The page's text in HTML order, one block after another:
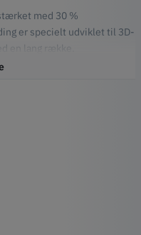
med 30 %
er specielt udviklet til 3D-
en lang række.